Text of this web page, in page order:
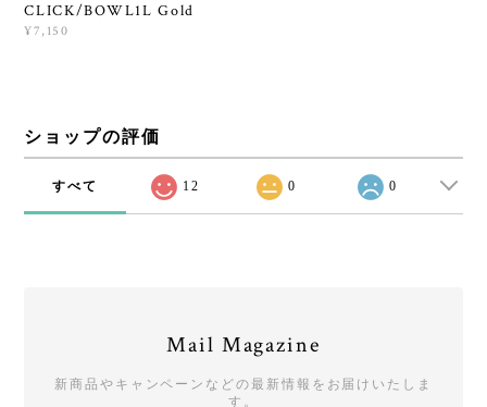
CLICK/BOWL1L Gold
¥7,150
ショップの評価
すべて 12 0 0
Mail Magazine
新商品やキャンペーンなどの最新情報をお届けいたしま
す。